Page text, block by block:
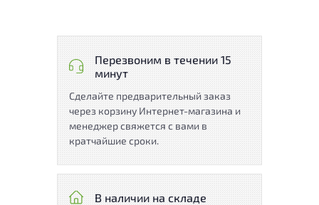
Перезвоним в течении 15
минут
Сделайте предварительный заказ
через корзину Интернет-магазина и
менеджер свяжется с вами в
кратчайшие сроки.
В наличии на складе